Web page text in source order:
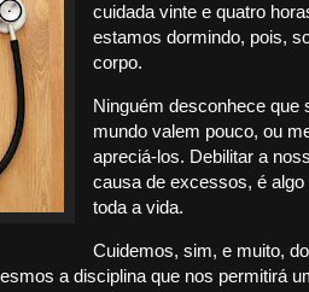
cuidada vinte e quatro
estamos dormindo, pois,
corpo.
Ninguém desconhece que
mundo valem pouco, ou
apreciá-los. Debilitar a
causa de excessos, é
toda a vida.
Cuidemos, sim, e muito,
a disciplina que nos permitirá